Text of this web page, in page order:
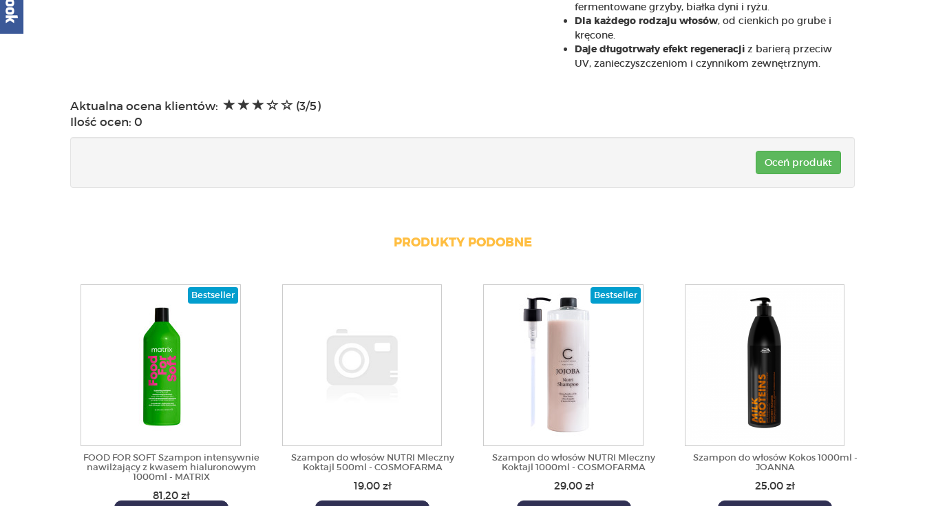
fermentowane grzyby, białka dyni i ryżu.
Dla każdego rodzaju włosów, od cienkich po grube i
kręcone.
Daje długotrwały efekt regeneracji z barierą przeciw
UV, zanieczyszczeniom i czynnikom zewnętrznym.
Aktualna ocena klientów:
(3/5)
Ilość ocen: 0
Oceń produkt
PRODUKTY PODOBNE
Bestseller
FOOD FOR SOFT Szampon intensywnie
nawilżający z kwasem hialuronowym
1000ml - MATRIX
81,20 zł
Szampon do włosów NUTRI Mleczny
Koktajl 500ml - COSMOFARMA
19,00 zł
Bestseller
Szampon do włosów NUTRI Mleczny
Koktajl 1000ml - COSMOFARMA
29,00 zł
Szampon do włosów Kokos 1000ml -
JOANNA
25,00 zł